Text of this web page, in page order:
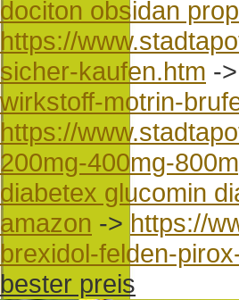
dociton obsidan
https://
sicher-kaufen.htm ->
wirkstoff-motrin-
https://
200mg-400mg-
diabetex glucomin
amazon -> https://
brexidol-felden-
bester preis